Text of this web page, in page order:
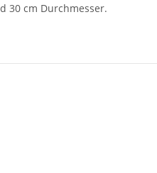
30 cm Durchmesser.